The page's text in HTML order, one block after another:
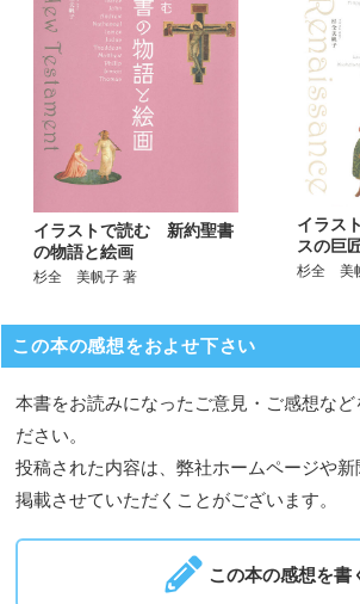
イラストで読む 新約聖書
の物語と絵画
杉全 美帆子 著
イラス
スの巨
杉全 美
この本の感想をおよせ下さい
本書をお読みになったご意見・ご感想など
ださい。
投稿された内容は、弊社ホームページや
掲載させていただくことがございます。
この本の感想を書